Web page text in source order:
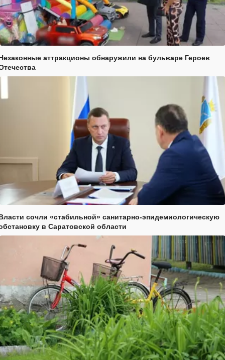
аттракционы обнаружили на бульваре Героев
сочли «стабильной» санитарно-эпидемиологическую
в Саратовской области